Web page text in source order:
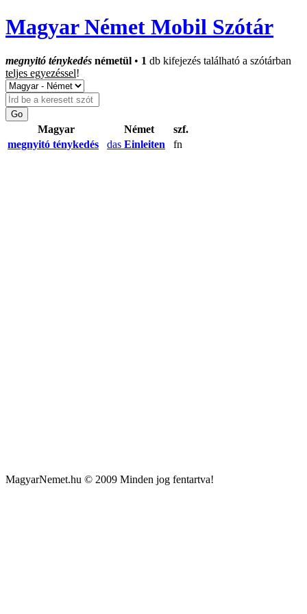
Magyar Német Mobil Szótár
megnyitó ténykedés németül • 1 db kifejezés található a szótárban
teljes egyezéssel!
Magyar Német
szf.
megnyitó ténykedés
das Einleiten fn
MagyarNemet.hu © 2009 Minden jog fentartva!